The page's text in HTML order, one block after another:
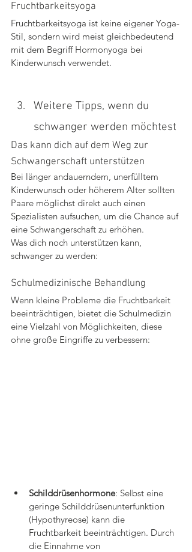
Fruchtbarkeitsyoga
Fruchtbarkeitsyoga ist keine eigener Yoga-
Stil, sondern wird meist gleichbedeutend
mit dem Begriff Hormonyoga bei
Kinderwunsch verwendet.
Weitere Tipps, wenn du
schwanger werden möchtest
Das kann dich auf dem Weg zur
Schwangerschaft unterstützen
Bei länger andauerndem, unerfülltem
Kinderwunsch oder höherem Alter sollten
Paare möglichst direkt auch einen
Spezialisten aufsuchen, um die Chance auf
eine Schwangerschaft zu erhöhen.
Was dich noch unterstützen kann,
schwanger zu werden:
Schulmedizinische Behandlung
Wenn kleine Probleme die Fruchtbarkeit
beeinträchtigen, bietet die Schulmedizin
eine Vielzahl von Möglichkeiten, diese
ohne große Eingriffe zu verbessern:
Schilddrüsenhormone: Selbst eine
geringe Schilddrüsenunterfunktion
(Hypothyreose) kann die
Fruchtbarkeit beeinträchtigen. Durch
die Einnahme von